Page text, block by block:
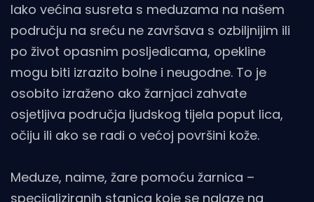
Iako većina susreta s meduzama na našem
području na sreću ne završava s ozbiljnijim ili
po život opasnim posljedicama, opekline
mogu biti izrazito bolne i neugodne. To je
osobito izraženo ako žarnjaci zahvate
osjetljiva područja ljudskog tijela poput lica,
očiju ili ako se radi o većoj površini kože.
Meduze, naime, žare pomoću žarnica –
specijaliziranih stanica koje se nalaze na